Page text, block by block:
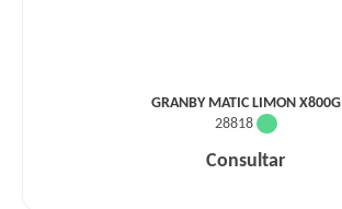
GRANBY MATIC LIMON X800G
28818
Consultar